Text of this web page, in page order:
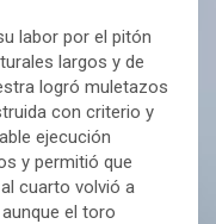
labor por el pitón
largos y de
logró muletazos
con criterio y
ejecución
y permitió que
cuarto volvió a
el toro